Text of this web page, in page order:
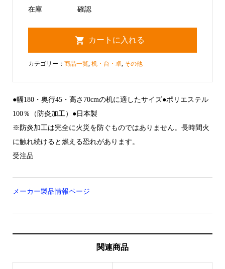
在庫 確認
カテゴリー： 商品一覧, 机・台・卓, その他
●幅180・奥行45・高さ70cmの机に適したサイズ●ポリエステル
100％（防炎加工）●日本製
※防炎加工は完全に火災を防ぐものではありません。長時間火
に触れ続けると燃える恐れがあります。
受注品
メーカー製品情報ページ
関連商品